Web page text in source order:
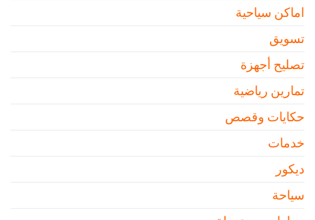
اماكن سياحية
تسويق
تصليح أجهزة
تمارين رياضية
حكايات وقصص
خدمات
ديكور
سياحة